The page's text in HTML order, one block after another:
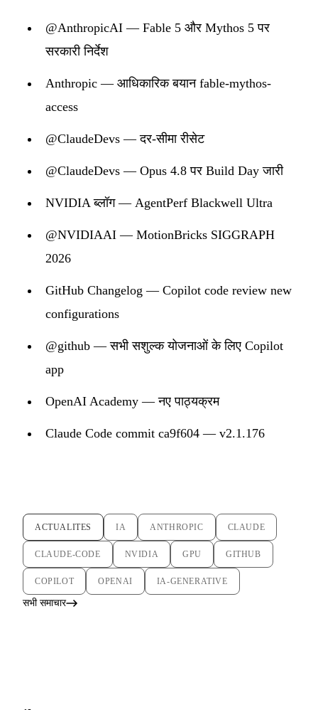
@AnthropicAI — Fable 5 और Mythos 5 पर
सरकारी निर्देश
Anthropic — आधिकारिक बयान fable-mythos-
access
@ClaudeDevs — दर-सीमा रीसेट
@ClaudeDevs — Opus 4.8 पर Build Day जारी
NVIDIA ब्लॉग — AgentPerf Blackwell Ultra
@NVIDIAAI — MotionBricks SIGGRAPH
2026
GitHub Changelog — Copilot code review new
configurations
@github — सभी सशुल्क योजनाओं के लिए Copilot
app
OpenAI Academy — नए पाठ्यक्रम
Claude Code commit ca9f604 — v2.1.176
ACTUALITES IA ANTHROPIC CLAUDE
CLAUDE-CODE NVIDIA GPU GITHUB
COPILOT OPENAI IA-GENERATIVE
सभी समाचार